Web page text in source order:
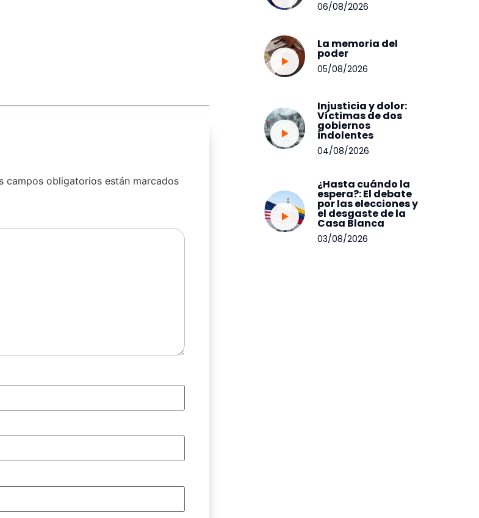
campos obligatorios están marcados
06/08/2026
La memoria del
poder
05/08/2026
Injusticia y dolor:
Víctimas de dos
gobiernos
indolentes
04/08/2026
¿Hasta cuándo la
espera?: El debate
por las elecciones y
el desgaste de la
Casa Blanca
03/08/2026